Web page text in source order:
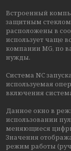
Встроенный
защитным
расположены в
использует чаще
компании MG, по
нужды.
Система NC
используемая
включения
Данное окно в
использовании
меняющиеся
Значения
режим работы